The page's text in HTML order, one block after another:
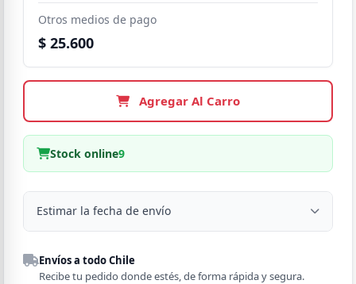
Otros medios de pago
$ 25.600
Agregar Al Carro
Stock online9
Estimar la fecha de envío
Despacho a domicilio
Región
Envíos a todo Chile
Recibe tu pedido donde estés, de forma rápida y segura.